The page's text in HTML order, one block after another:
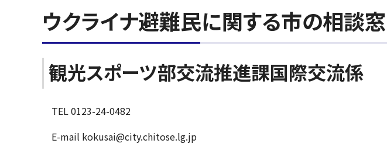
ウクライナ避難民に関する市の相談
観光スポーツ部交流推進課国際交流係
TEL 0123-24-0482
E-mail kokusai@city.chitose.lg.jp